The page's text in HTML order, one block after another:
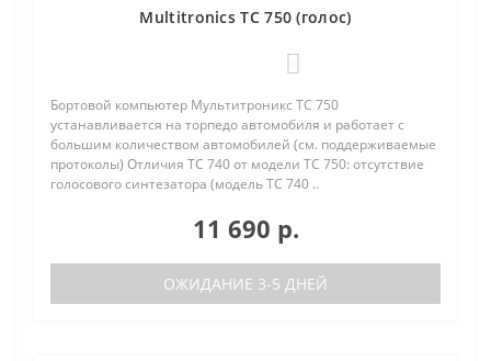
Multitronics TC 750 (голос)
Бортовой компьютер Мультитроникс TC 750
устанавливается на торпедо автомобиля и работает с
большим количеством автомобилей (см. поддерживаемые
протоколы) Отличия TC 740 от модели TC 750: отсутствие
голосового синтезатора (модель TC 740 ..
11 690 р.
ОЖИДАНИЕ 3-5 ДНЕЙ